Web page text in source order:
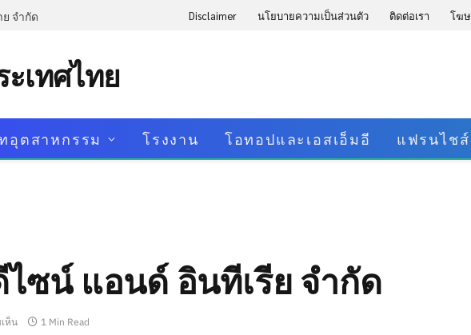
จำกัด Disclaimer นโยบายความเป็นส่วนตัว ติดต่อเรา โฆ
เทศไทย
อุตสาหกรรม โรงงาน โอทอปและเอสเอ็มอี แฟรนไชส์
ซน์ แอนด์ อินทีเรีย จำกัด
ห็น 1 Min Read